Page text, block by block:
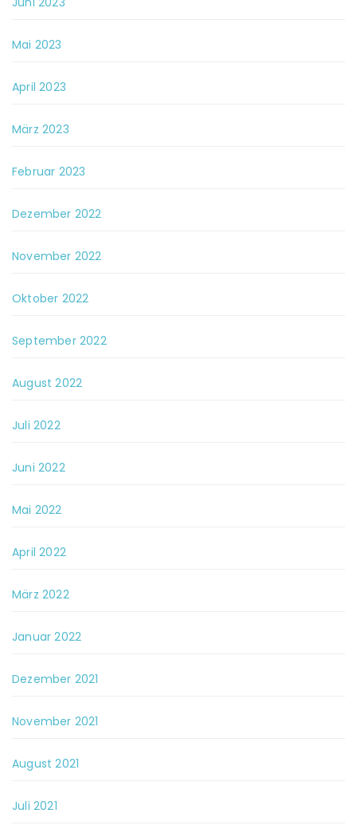
Mai 2023
April 2023
März 2023
Februar 2023
Dezember 2022
November 2022
Oktober 2022
September 2022
August 2022
Juli 2022
Juni 2022
Mai 2022
April 2022
März 2022
Januar 2022
Dezember 2021
November 2021
August 2021
Juli 2021